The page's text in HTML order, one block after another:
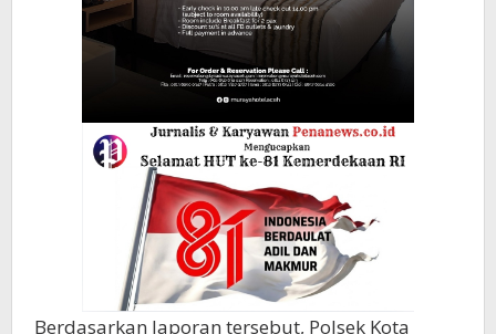
Berdasarkan laporan tersebut, Polsek Kota